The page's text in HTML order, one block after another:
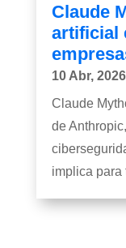
Claude
artificial
10 Abr, 2026
Claude
de
implica para